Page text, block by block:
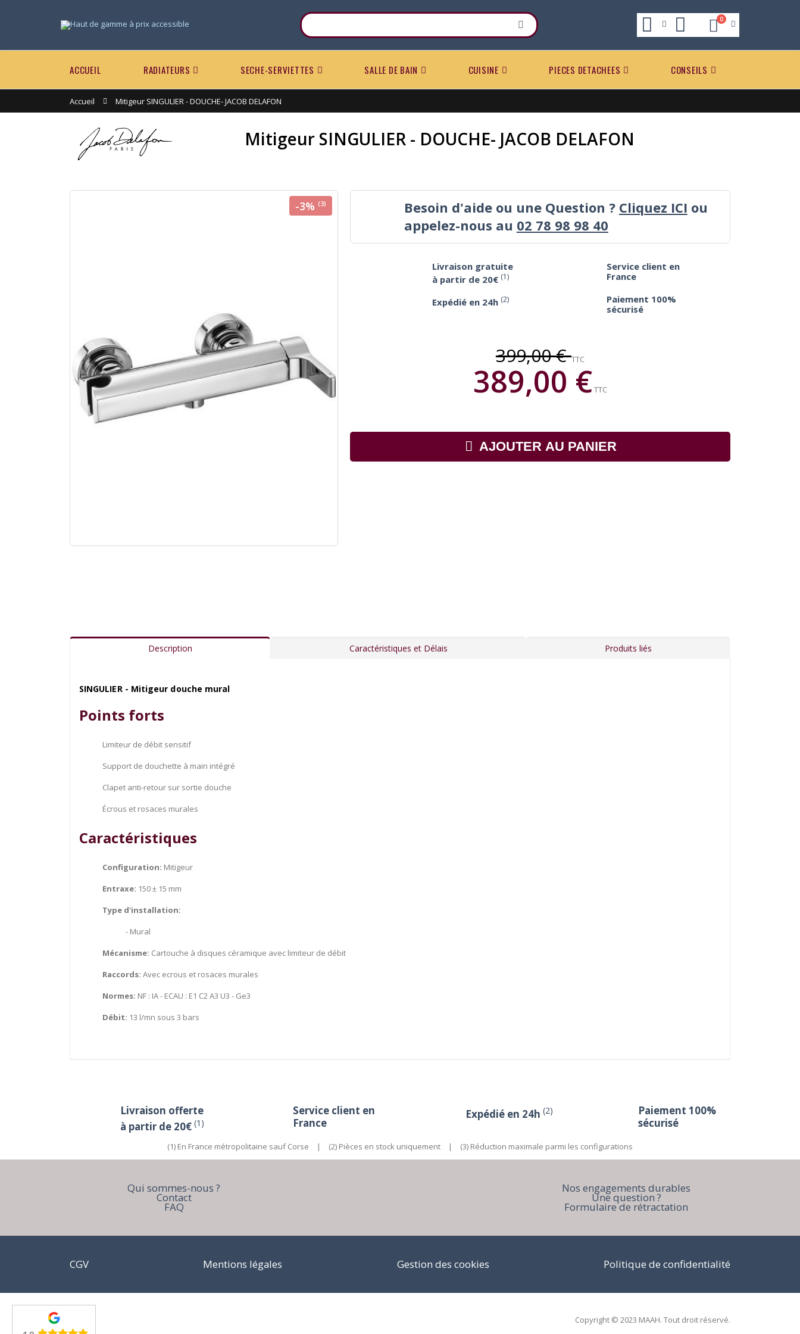
0
ACCUEIL RADIATEURS SECHE-SERVIETTES SALLE DE BAIN CUISINE PIECES DETACHEES CONSEILS
Accueil Mitigeur SINGULIER - DOUCHE- JACOB DELAFON
Mitigeur SINGULIER - DOUCHE- JACOB DELAFON
-3% (3) Besoin d'aide ou une Question ? Cliquez ICI ou
appelez-nous au 02 78 98 98 40
Livraison gratuite
à partir de 20€ (1)
Service client en
France
Expédié en 24h (2)
Paiement 100%
sécurisé
399,00 €TTC
389,00 €TTC
AJOUTER AU PANIER
Description Caractéristiques et Délais Produits liés
SINGULIER - Mitigeur douche mural
Points forts
Limiteur de débit sensitif
Support de douchette à main intégré
Clapet anti-retour sur sortie douche
Écrous et rosaces murales
Caractéristiques
Configuration: Mitigeur
Entraxe: 150 ± 15 mm
Type d'installation:
- Mural
Mécanisme: Cartouche à disques céramique avec limiteur de débit
Raccords: Avec ecrous et rosaces murales
Normes: NF : IA - ECAU : E1 C2 A3 U3 - Ge3
Débit: 13 l/mn sous 3 bars
Livraison offerte
à partir de 20€ (1)
Service client en
France
Expédié en 24h (2)
Paiement 100%
sécurisé
(1) En France métropolitaine sauf Corse | (2) Pièces en stock uniquement | (3) Réduction maximale parmi les configurations
Qui sommes-nous ?
Contact
FAQ
Nos engagements durables
Une question ?
Formulaire de rétractation
CGV Mentions légales Gestion des cookies Politique de confidentialité
Copyright © 2023 MAAH. Tout droit réservé.